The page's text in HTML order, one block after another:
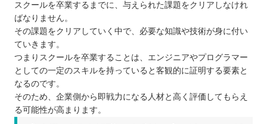
スクールを卒業するまでに、与えられた課題をクリアしなけれ
ばなりません。
その課題をクリアしていく中で、必要な知識や技術が身に付い
ていきます。
つまりスクールを卒業することは、エンジニアやプログラマー
としての一定のスキルを持っていると客観的に証明する要素と
なるのです。
そのため、企業側から即戦力になる人材と高く評価してもらえ
る可能性が高まります。